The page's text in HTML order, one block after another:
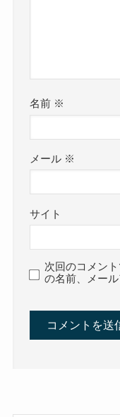
名前 ※
メール ※
サイト
次回のコメン
の名前、メー